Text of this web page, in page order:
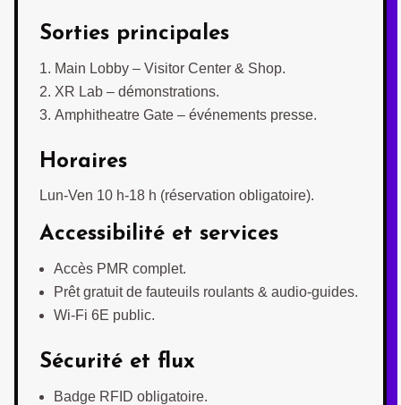
Sorties principales
Main Lobby – Visitor Center & Shop.
XR Lab – démonstrations.
Amphitheatre Gate – événements presse.
Horaires
Lun-Ven 10 h-18 h (réservation obligatoire).
Accessibilité et services
Accès PMR complet.
Prêt gratuit de fauteuils roulants & audio-guides.
Wi-Fi 6E public.
Sécurité et flux
Badge RFID obligatoire.